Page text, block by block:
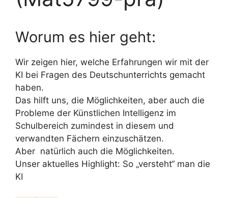
Worum es hier geht:
Wir zeigen hier, welche Erfahrungen wir mit der
KI bei Fragen des Deutschunterrichts gemacht
haben.
Das hilft uns, die Möglichkeiten, aber auch die
Probleme der Künstlichen Intelligenz im
Schulbereich zumindest in diesem und
verwandten Fächern einzuschätzen.
Aber natürlich auch die Möglichkeiten.
Unser aktuelles Highlight: So „versteht“ man die
KI